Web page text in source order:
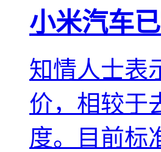
小米汽车
知情人士表
价，相较于
度。目前标